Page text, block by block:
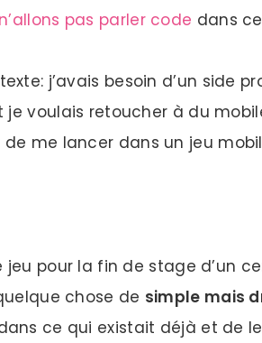
n’allons pas parler code dans
j’avais besoin d’un side
je voulais retoucher à du
me lancer dans un jeu
jeu pour la fin de stage d’un
chose de simple mais
ce qui existait déjà et de